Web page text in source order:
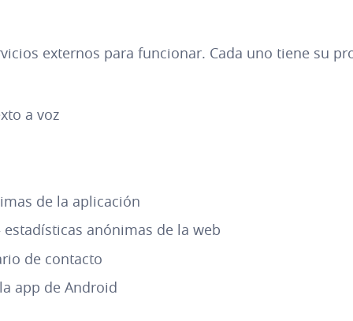
externos para funcionar. Cada uno tiene su
a voz
de la aplicación
anónimas de la web
de contacto
app de Android